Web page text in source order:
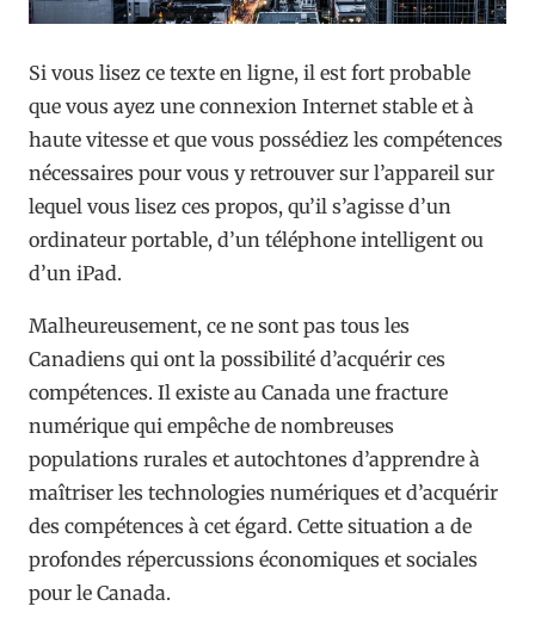
Si vous lisez ce texte en ligne, il est fort probable
que vous ayez une connexion Internet stable et à
haute vitesse et que vous possédiez les compétences
nécessaires pour vous y retrouver sur l’appareil sur
lequel vous lisez ces propos, qu’il s’agisse d’un
ordinateur portable, d’un téléphone intelligent ou
d’un iPad.
Malheureusement, ce ne sont pas tous les
Canadiens qui ont la possibilité d’acquérir ces
compétences. Il existe au Canada une fracture
numérique qui empêche de nombreuses
populations rurales et autochtones d’apprendre à
maîtriser les technologies numériques et d’acquérir
des compétences à cet égard. Cette situation a de
profondes répercussions économiques et sociales
pour le Canada.